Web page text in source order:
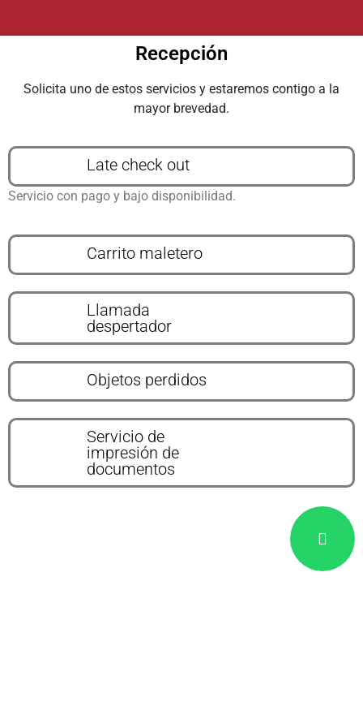
Recepción
Solicita uno de estos servicios y estaremos contigo a la
mayor brevedad.
Late check out
Servicio con pago y bajo disponibilidad.
Carrito maletero
Llamada
despertador
Objetos perdidos
Servicio de
impresión de
documentos